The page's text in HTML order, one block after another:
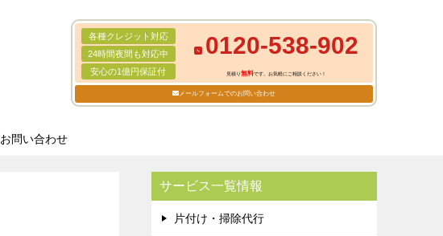
各種クレジット対応
24時間夜間も対応中
安心の1億円保証付
0120-538-902
見積り無料です。お気軽にご相談ください！
メールフォームでのお問い合わせ
お問い合わせ
サービス一覧情報
片付け・掃除代行